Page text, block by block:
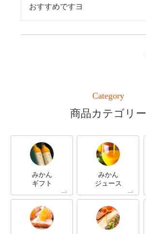
おすすめですヨ
Category
商品カテゴリー
みかん
ギフト
みかん
ジュース